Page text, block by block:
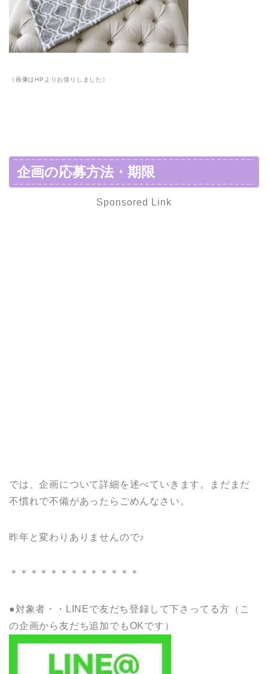
（画像はHPよりお借りしました）
企画の応募方法・期限
Sponsored Link
では、企画について詳細を述べていきます。まだまだ
不慣れで不備があったらごめんなさい。
昨年と変わりありませんので♪
＊＊＊＊＊＊＊＊＊＊＊＊＊
●対象者・・LINEで友だち登録して下さってる方（こ
の企画から友だち追加でもOKです）